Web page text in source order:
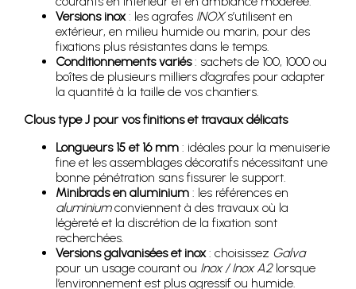
Versions inox: les agrafes INOXs’utilisent en
extérieur, en milieu humide ou marin, pour des
fixations plus résistantes dans le temps.
Conditionnements variés: sachets de 100, 1000 ou
boîtes de plusieurs milliers d’agrafes pour adapter
la quantité à la taille de vos chantiers.
Clous type J pour vos finitions et travaux délicats
Longueurs 15 et 16 mm : idéales pour la menuiserie
fine et les assemblages décoratifs nécessitant une
bonne pénétration sans fissurer le support.
Minibrads en aluminium : les références en
aluminiumconviennent à des travaux où la
légèreté et la discrétion de la fixation sont
recherchées.
Versions galvanisées et inox: choisissez Galva
pour un usage courant ou Inox / Inox A2lorsque
l’environnement est plus agressif ou humide.